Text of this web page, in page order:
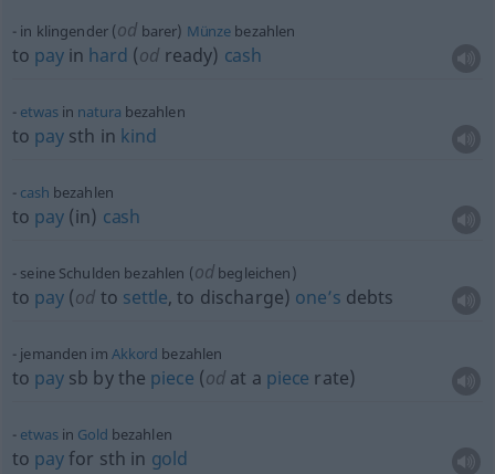
in klingender (od barer) Münze bezahlen
to payin hard (od ready) cash
etwasin natura bezahlen
to paysth in kind
cash bezahlen
to pay(in) cash
seine Schulden bezahlen (od begleichen)
to pay(od to settle, to discharge) one’s debts
jemanden im Akkord bezahlen
to paysb by the piece (od at a piece rate)
etwasin Gold bezahlen
to payfor sth in gold